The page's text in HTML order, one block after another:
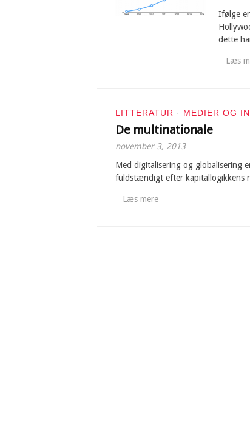
Ifølge
dette
Læs
LITTERATUR · MEDIER OG
De multinationale
november 3, 2013
Med digitalisering og globalisering
fuldstændigt efter kapitallogikkens
Læs mere